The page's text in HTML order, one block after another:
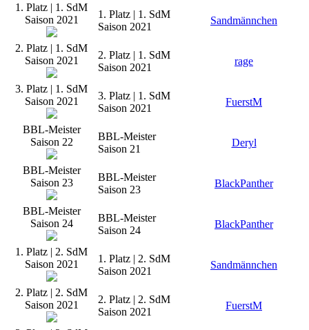
1. Platz | 1. SdM
Saison 2021
1. Platz | 1. SdM
Saison 2021
Sandmännchen
2. Platz | 1. SdM
Saison 2021
2. Platz | 1. SdM
Saison 2021
rage
3. Platz | 1. SdM
Saison 2021
3. Platz | 1. SdM
Saison 2021
FuerstM
BBL-Meister
Saison 22
BBL-Meister
Saison 21
Deryl
BBL-Meister
Saison 23
BBL-Meister
Saison 23
BlackPanther
BBL-Meister
Saison 24
BBL-Meister
Saison 24
BlackPanther
1. Platz | 2. SdM
Saison 2021
1. Platz | 2. SdM
Saison 2021
Sandmännchen
2. Platz | 2. SdM
Saison 2021
2. Platz | 2. SdM
Saison 2021
FuerstM